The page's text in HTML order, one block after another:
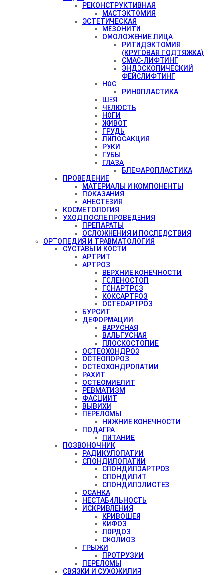
РЕКОНСТРУКТИВНАЯ
МАСТЭКТОМИЯ
ЭСТЕТИЧЕСКАЯ
МЕЗОНИТИ
ОМОЛОЖЕНИЕ ЛИЦА
РИТИДЭКТОМИЯ
(КРУГОВАЯ ПОДТЯЖКА)
СМАС-ЛИФТИНГ
ЭНДОСКОПИЧЕСКИЙ
ФЕЙСЛИФТИНГ
НОС
РИНОПЛАСТИКА
ШЕЯ
ЧЕЛЮСТЬ
НОГИ
ЖИВОТ
ГРУДЬ
ЛИПОСАКЦИЯ
РУКИ
ГУБЫ
ГЛАЗА
БЛЕФАРОПЛАСТИКА
ПРОВЕДЕНИЕ
МАТЕРИАЛЫ И КОМПОНЕНТЫ
ПОКАЗАНИЯ
АНЕСТЕЗИЯ
КОСМЕТОЛОГИЯ
УХОД ПОСЛЕ ПРОВЕДЕНИЯ
ПРЕПАРАТЫ
ОСЛОЖНЕНИЯ И ПОСЛЕДСТВИЯ
ОРТОПЕДИЯ И ТРАВМАТОЛОГИЯ
СУСТАВЫ И КОСТИ
АРТРИТ
АРТРОЗ
ВЕРХНИЕ КОНЕЧНОСТИ
ГОЛЕНОСТОП
ГОНАРТРОЗ
КОКСАРТРОЗ
ОСТЕОАРТРОЗ
БУРСИТ
ДЕФОРМАЦИИ
ВАРУСНАЯ
ВАЛЬГУСНАЯ
ПЛОСКОСТОПИЕ
ОСТЕОХОНДРОЗ
ОСТЕОПОРОЗ
ОСТЕОХОНДРОПАТИИ
РАХИТ
ОСТЕОМИЕЛИТ
РЕВМАТИЗМ
ФАСЦИИТ
ВЫВИХИ
ПЕРЕЛОМЫ
НИЖНИЕ КОНЕЧНОСТИ
ПОДАГРА
ПИТАНИЕ
ПОЗВОНОЧНИК
РАДИКУЛОПАТИИ
СПОНДИЛОПАТИИ
СПОНДИЛОАРТРОЗ
СПОНДИЛИТ
СПОНДИЛОЛИСТЕЗ
ОСАНКА
НЕСТАБИЛЬНОСТЬ
ИСКРИВЛЕНИЯ
КРИВОШЕЯ
КИФОЗ
ЛОРДОЗ
СКОЛИОЗ
ГРЫЖИ
ПРОТРУЗИИ
ПЕРЕЛОМЫ
СВЯЗКИ И СУХОЖИЛИЯ